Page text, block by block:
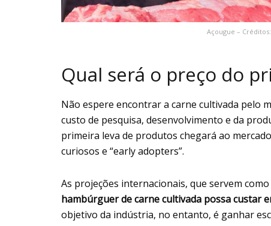
Açougue –
Qual será o preço do
Não espere encontrar a carne cultivada pelo
custo de pesquisa, desenvolvimento e da
primeira leva de produtos chegará ao
curiosos e “early adopters”.
As projeções internacionais, que servem
hambúrguer de carne cultivada possa custar
objetivo da indústria, no entanto, é ganhar